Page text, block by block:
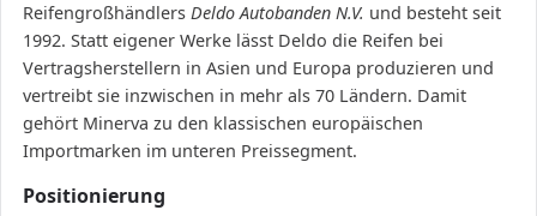
Reifengroßhändlers Deldo Autobanden N.V. und besteht seit
1992. Statt eigener Werke lässt Deldo die Reifen bei
Vertragsherstellern in Asien und Europa produzieren und
vertreibt sie inzwischen in mehr als 70 Ländern. Damit
gehört Minerva zu den klassischen europäischen
Importmarken im unteren Preissegment.
Positionierung